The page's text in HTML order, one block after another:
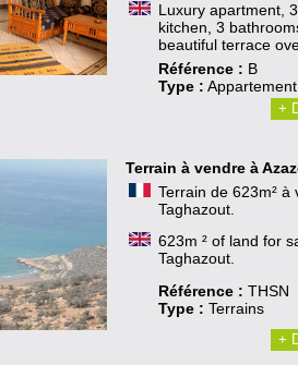
Luxury apartment,
kitchen, 3
beautiful terrace
Référence : B
Type : Appartement
+
Terrain à vendre à
Terrain de 623m² à
Taghazout.
623m ² of land for
Taghazout.
Référence : THSN
Type : Terrains
+